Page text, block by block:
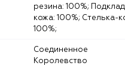
резина: 100%;
кожа: 100%; Стелька-
100%;
Соединенное
Королевство